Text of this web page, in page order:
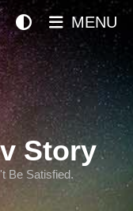
Story
Be Satisfied.
MENU